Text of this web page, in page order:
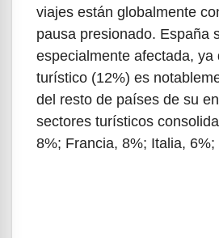
viajes están globalmente
pausa presionado. España
especialmente afectada, ya
turístico (12%) es
del resto de países de su
sectores turísticos
8%; Francia, 8%; Italia, 6%;